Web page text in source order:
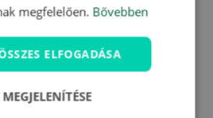
megfelelően. Bővebben
ELFOGADÁSA